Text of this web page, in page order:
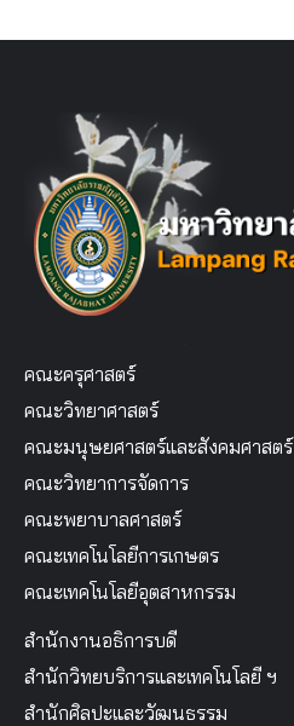
คณะครุศาสตร์
คณะวิทยาศาสตร์
คณะมนุษยศาสตร์และสังคมศาสตร์
คณะวิทยาการจัดการ
คณะพยาบาลศาสตร์
คณะเทคโนโลยีการเกษตร
คณะเทคโนโลยีอุตสาหกรรม
สำนักงานอธิการบดี
สำนักวิทยบริการและเทคโนโลยี ฯ
สำนักศิลปะและวัฒนธรรม